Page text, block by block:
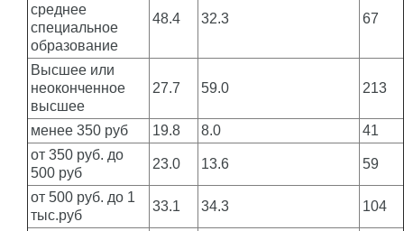
среднее
специальное
образование
48.4 32.3 67
Высшее или
неоконченное
высшее
27.7 59.0 213
менее 350 руб 19.8 8.0
41
от 350 руб. до
500 руб
23.0 13.6 59
от 500 руб. до 1
тыс.руб
33.1 34.3 104